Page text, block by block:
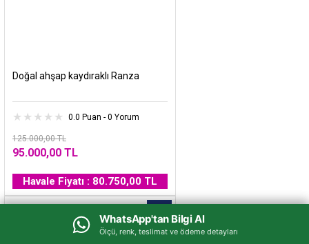
WhatsApp'tan Bilgi Al
Ölçü, renk, teslimat ve ödeme detayları
Doğal ahşap kaydıraklı Ranza
0.0 Puan - 0 Yorum
125.000,00 TL
95.000,00 TL
Havale Fiyatı : 80.750,00 TL
WhatsApp'tan Bilgi Al
Ölçü, renk, teslimat ve ödeme detayları